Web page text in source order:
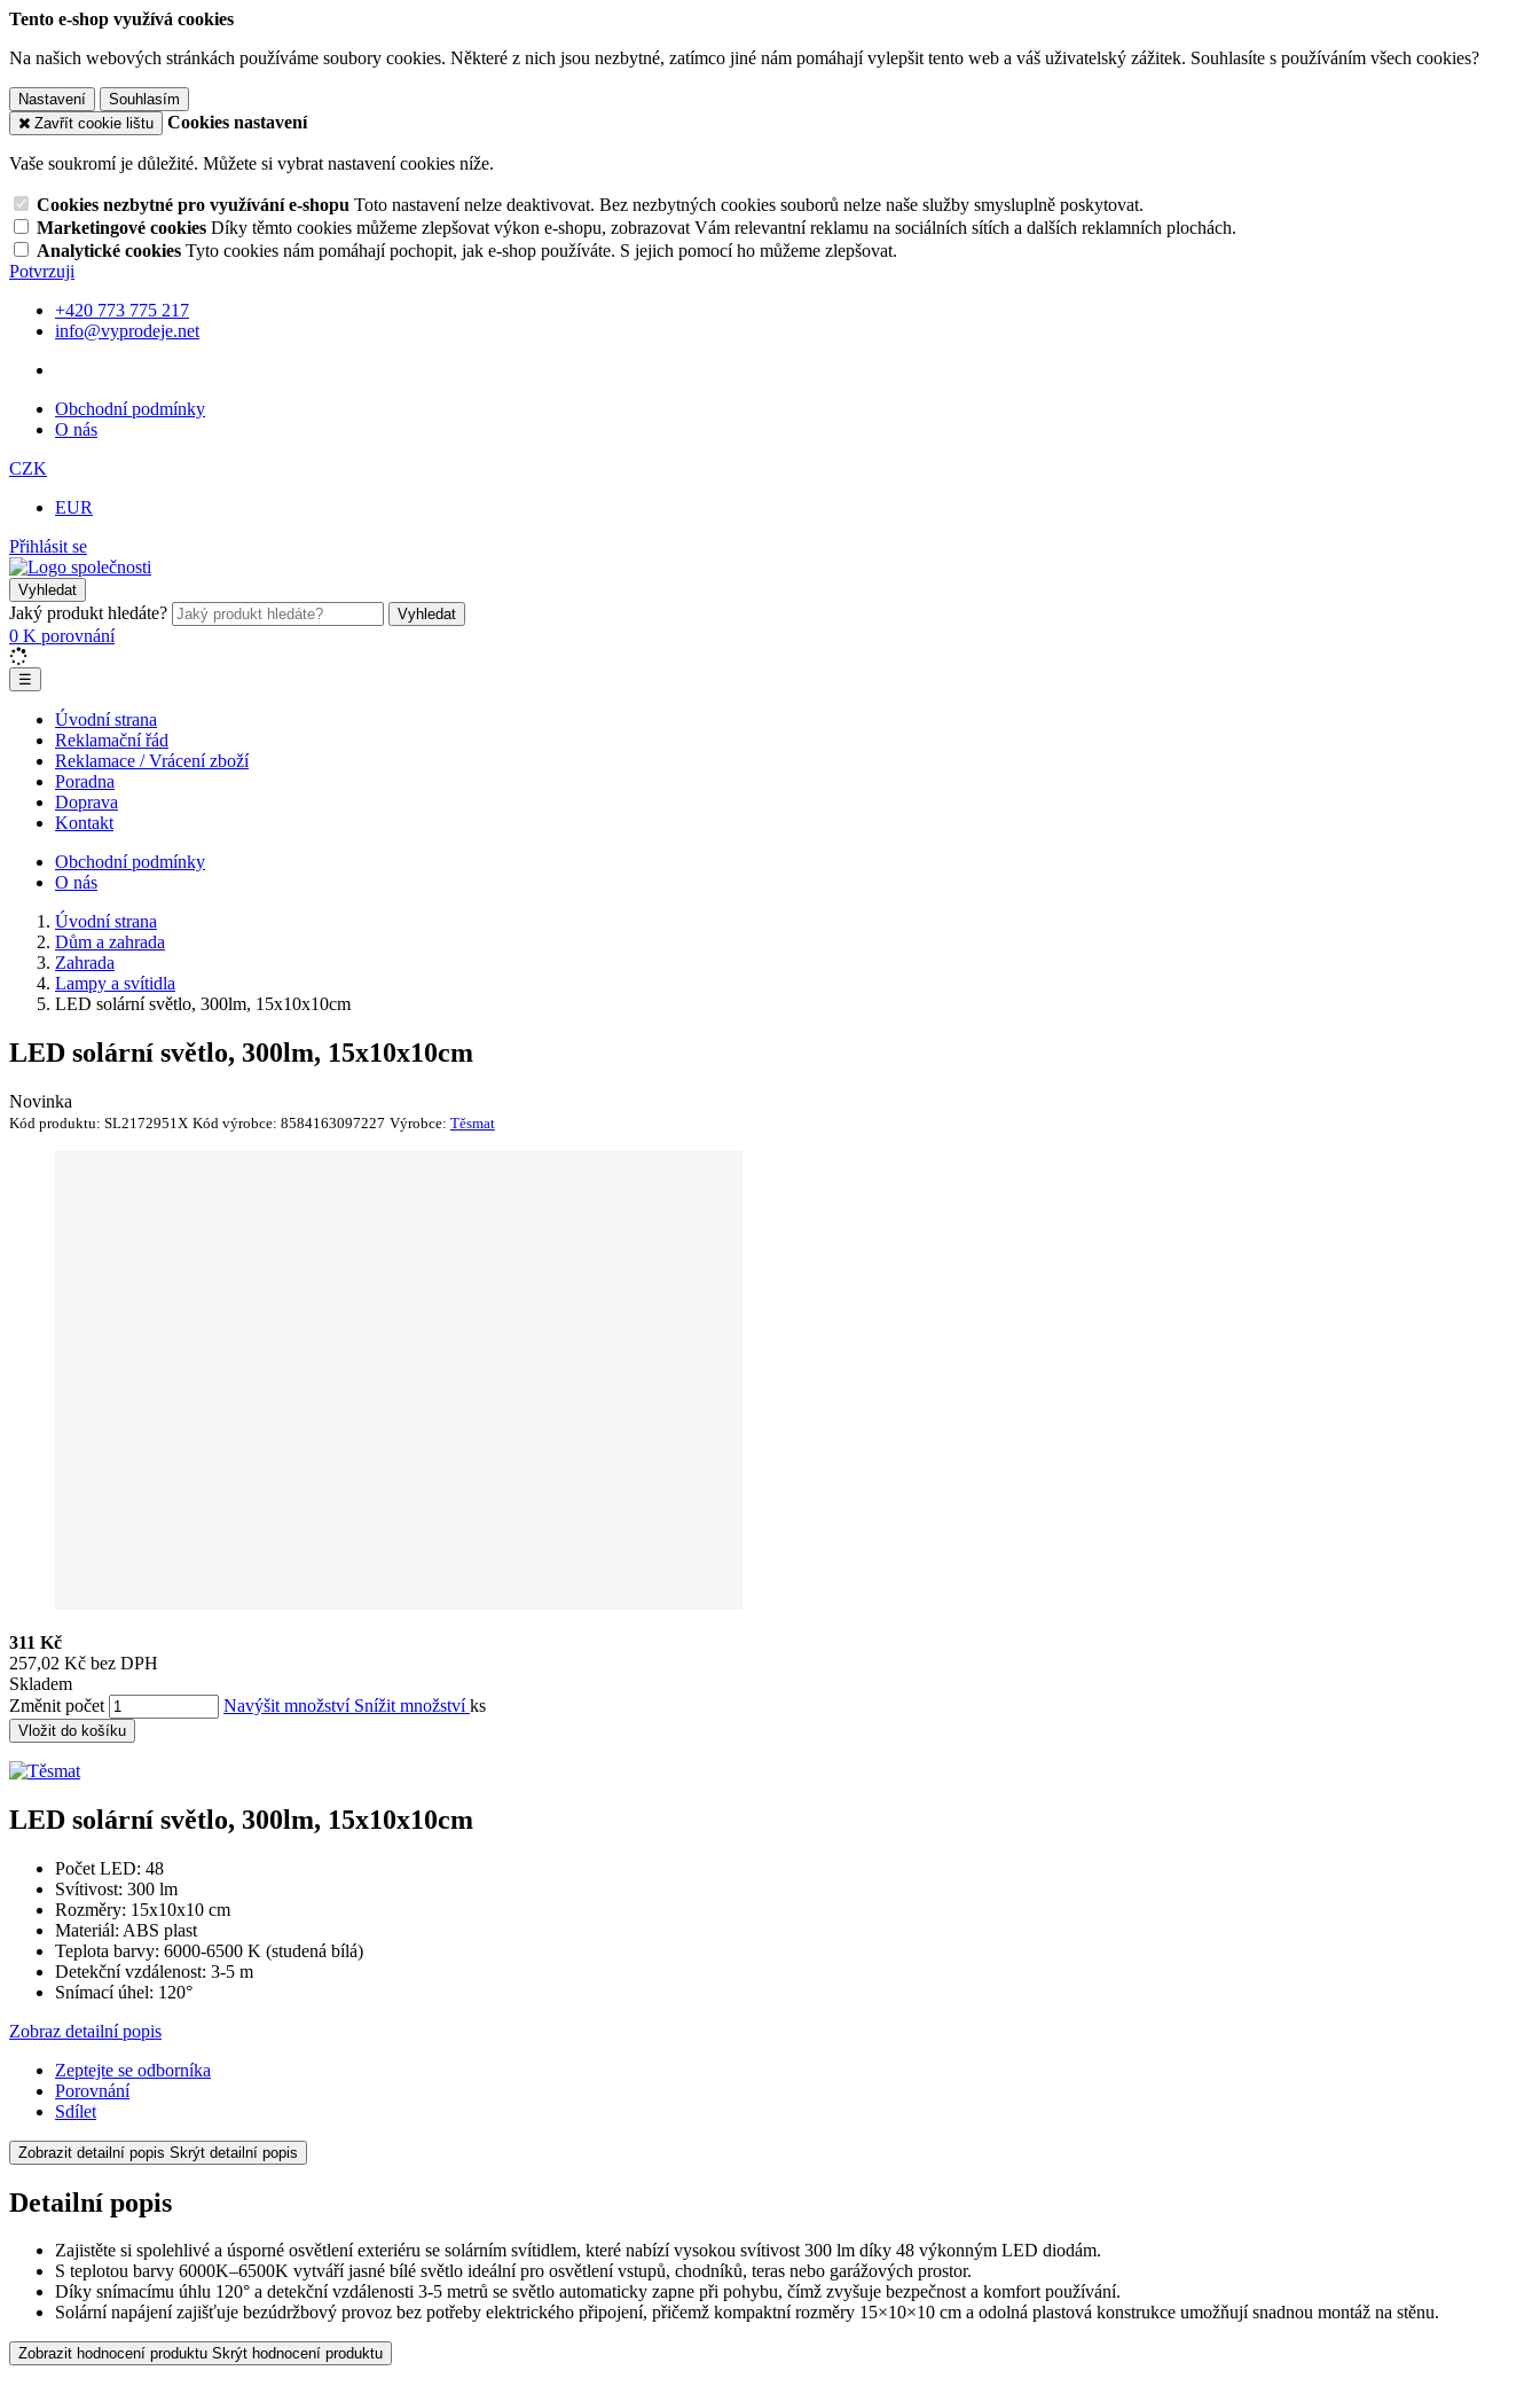
Tento e-shop využívá cookies
Na našich webových stránkách používáme soubory cookies. Některé z nich jsou nezbytné, zatímco jiné nám pomáhají vylepšit tento web a váš uživatelský zážitek. Souhlasíte s používáním všech cookies?
Nastavení
Souhlasím
Zavřít cookie lištu
Cookies nastavení
Vaše soukromí je důležité. Můžete si vybrat nastavení cookies níže.
Cookies nezbytné pro využívání e-shopu Toto nastavení nelze deaktivovat. Bez nezbytných cookies souborů nelze naše služby smysluplně poskytovat.
Marketingové cookies Díky těmto cookies můžeme zlepšovat výkon e-shopu, zobrazovat Vám relevantní reklamu na sociálních sítích a dalších reklamních plochách.
Analytické cookies Tyto cookies nám pomáhají pochopit, jak e-shop používáte. S jejich pomocí ho můžeme zlepšovat.
Potvrzuji
+420 773 775 217
info@vyprodeje.net
Obchodní podmínky
O nás
CZK
EUR
Přihlásit se
Vyhledat
Jaký produkt hledáte? Vyhledat
0 K porovnání
☰
Úvodní strana
Reklamační řád
Reklamace / Vrácení zboží
Poradna
Doprava
Kontakt
Obchodní podmínky
O nás
Úvodní strana
Dům a zahrada
Zahrada
Lampy a svítidla
LED solární světlo, 300lm, 15x10x10cm
LED solární světlo, 300lm, 15x10x10cm
Novinka
Kód produktu: SL2172951X Kód výrobce: 8584163097227 Výrobce: Těsmat
311 Kč
257,02 Kč bez DPH
Skladem
Změnit počet
Navýšit množství Snížit množstvíks
Vložit do košíku
LED solární světlo, 300lm, 15x10x10cm
Počet LED: 48
Svítivost: 300 lm
Rozměry: 15x10x10 cm
Materiál: ABS plast
Teplota barvy: 6000-6500 K (studená bílá)
Detekční vzdálenost: 3-5 m
Snímací úhel: 120°
Zobraz detailní popis
Zeptejte se odborníka
Porovnání
Sdílet
Zobrazit detailní popis Skrýt detailní popis
Detailní popis
Zajistěte si spolehlivé a úsporné osvětlení exteriéru se solárním svítidlem, které nabízí vysokou svítivost 300 lm díky 48 výkonným LED diodám.
S teplotou barvy 6000K–6500K vytváří jasné bílé světlo ideální pro osvětlení vstupů, chodníků, teras nebo garážových prostor.
Díky snímacímu úhlu 120° a detekční vzdálenosti 3-5 metrů se světlo automaticky zapne při pohybu, čímž zvyšuje bezpečnost a komfort používání.
Solární napájení zajišťuje bezúdržbový provoz bez potřeby elektrického připojení, přičemž kompaktní rozměry 15×10×10 cm a odolná plastová konstrukce umožňují snadnou montáž na stěnu.
Zobrazit hodnocení produktu Skrýt hodnocení produktu